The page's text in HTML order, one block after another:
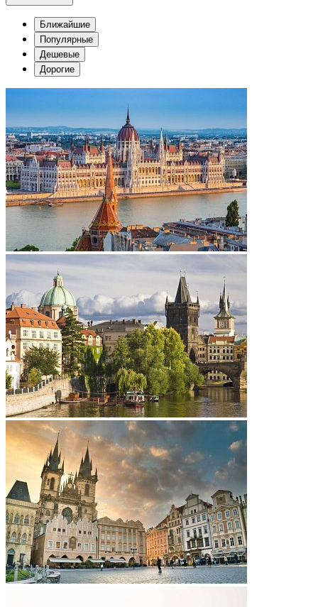
Ближайшие
Популярные
Дешевые
Дорогие